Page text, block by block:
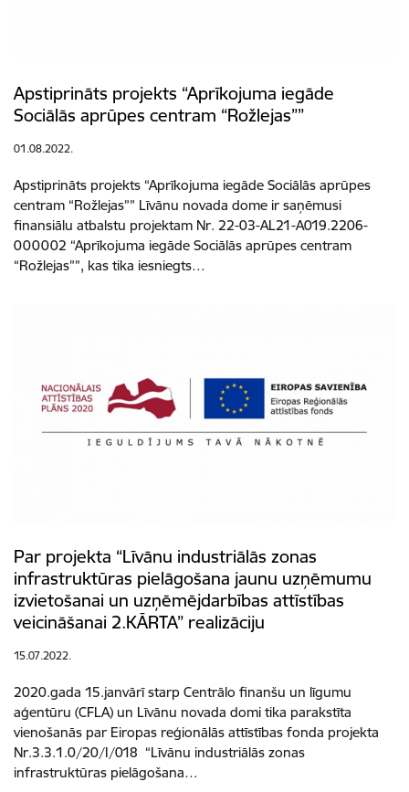
Apstiprināts projekts “Aprīkojuma iegāde
Sociālās aprūpes centram “Rožlejas””
01.08.2022.
Apstiprināts projekts “Aprīkojuma iegāde Sociālās aprūpes
centram “Rožlejas”” Līvānu novada dome ir saņēmusi
finansiālu atbalstu projektam Nr. 22-03-AL21-A019.2206-
000002 “Aprīkojuma iegāde Sociālās aprūpes centram
“Rožlejas””, kas tika iesniegts…
Par projekta “Līvānu industriālās zonas
infrastruktūras pielāgošana jaunu uzņēmumu
izvietošanai un uzņēmējdarbības attīstības
veicināšanai 2.KĀRTA” realizāciju
15.07.2022.
2020.gada 15.janvārī starp Centrālo finanšu un līgumu
aģentūru (CFLA) un Līvānu novada domi tika parakstīta
vienošanās par Eiropas reģionālās attīstības fonda projekta
Nr.3.3.1.0/20/I/018 “Līvānu industriālās zonas
infrastruktūras pielāgošana…